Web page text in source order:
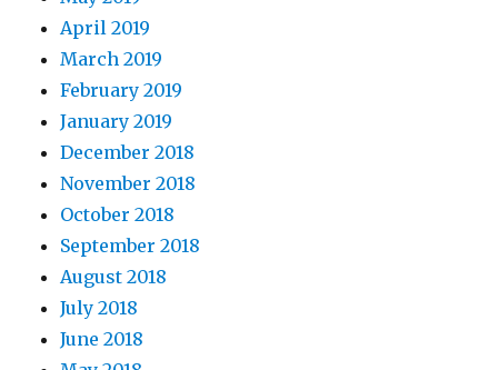
April 2019
March 2019
February 2019
January 2019
December 2018
November 2018
October 2018
September 2018
August 2018
July 2018
June 2018